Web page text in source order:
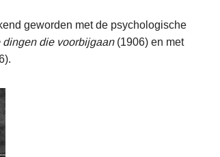
geworden met de psychologische
dingen die voorbijgaan(1906) en met